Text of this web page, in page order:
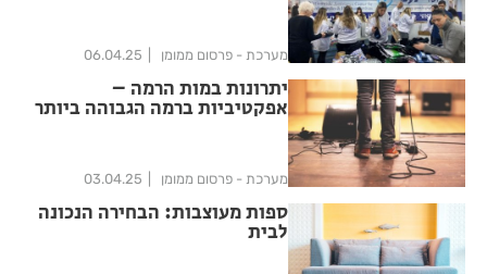
מערכת - פרסום ממומן 06.04.25
יתרונות במות הרמה –
אפקטיביות ברמה הגבוהה ביותר
מערכת - פרסום ממומן 03.04.25
ספות מעוצבות: הבחירה הנכונה
לבית